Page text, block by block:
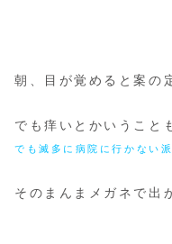
朝、目が覚めると案の
でも痒いとかいうこと
でも滅多に病院に行かない
そのまんまメガネで出